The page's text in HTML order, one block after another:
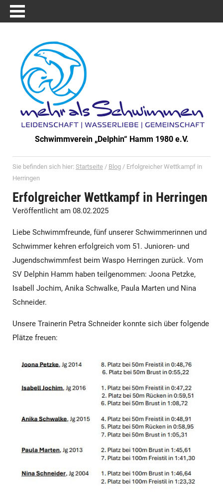
Schwimmverein „Delphin“ Hamm 1980 e.V.
Sie befinden sich hier: Startseite / Blog / Erfolgreicher Wettkampf in
Herringen
Erfolgreicher Wettkampf in Herringen
Veröffentlicht am 08.02.2025
Liebe Schwimmfreunde, fünf unserer Schwimmerinnen und
Schwimmer kehren erfolgreich vom 51. Junioren- und
Jugendschwimmfest beim Waspo Herringen zurück. Vom
SV Delphin Hamm haben teilgenommen: Joona Petzke,
Isabell Jochim, Anika Schwalke, Paula Marten und Nina
Schneider.
Unsere Trainerin Petra Schneider konnte sich über folgende
Plätze freuen: